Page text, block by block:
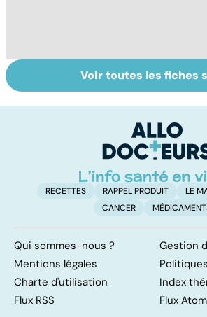
Dérèglement
hormonal : et si
Tout
les
Voir toutes les fiches
RECETTES RAPPEL PRODUIT
LE
CANCER
Qui sommes-nous ?
Gestion
Mentions légales
Charte d'utilisation
Index
Flux RSS
Flux Atom